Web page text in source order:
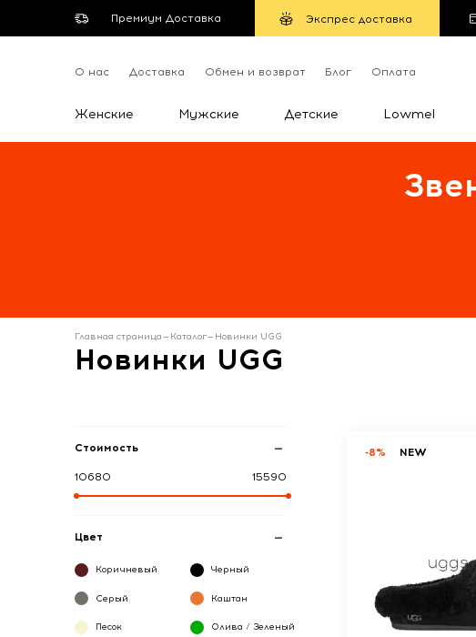
Премиум Доставка Экспрес доставка
О нас Доставка Обмен и возврат Блог Оплата
Женские Мужские Детские Lowmel
Главная страница— Каталог— Новинки UGG
Новинки UGG
Стоимость
10680 15590
Цвет
Коричневый Черный
Серый Каштан
Песок Олива / Зеленый
-8% NEW